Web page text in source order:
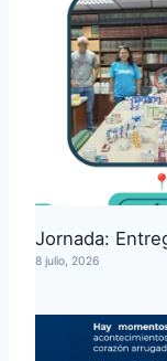
Jornada:
8 julio, 2026